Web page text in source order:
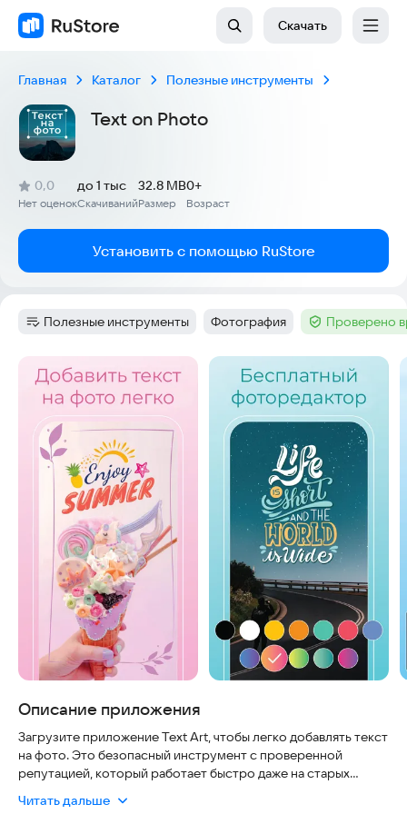
Скачать
Главная Каталог Полезные инструменты
Text on Photo
Рейтинг:
0,0
(
Нет оценок
)
Скачиваний
до 1 тыс
Размер
32.8 MB
Возраст
0+
Установить с помощью RuStore
Категория:
Полезные инструменты Тег:
Фотография Тег :Проверено
Скриншоты
Описание приложения
Загрузите приложение Text Art, чтобы легко добавлять текст
на фото. Это безопасный инструмент с проверенной
репутацией, который работает быстро даже на старых
интернету для базовых функций. Сделайте надписи на
Читать дальше